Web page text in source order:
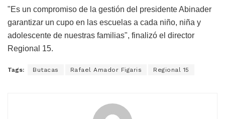
"Es un compromiso de la gestión del presidente Abinader
garantizar un cupo en las escuelas a cada niño, niña y
adolescente de nuestras familias", finalizó el director
Regional 15.
Tags: Butacas Rafael Amador Figaris Regional 15